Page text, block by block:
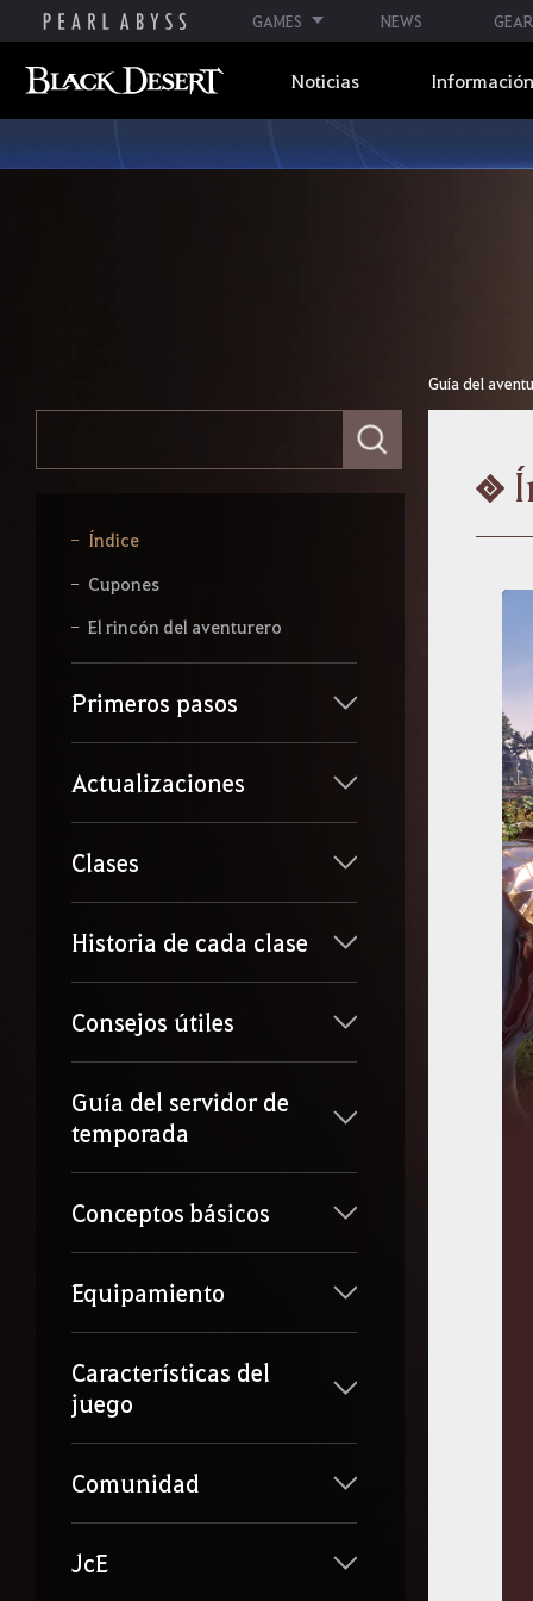
GAMES NEWS GEAR
Noticias
c
Guía del aventurero
Índice
Cupones
El rincón del aventurero
Primeros pasos
Actualizaciones
Clases
Historia de cada clase
Consejos útiles
Guía del servidor de
temporada
Conceptos básicos
Equipamiento
Características del
juego
Comunidad
JcE
Guía del